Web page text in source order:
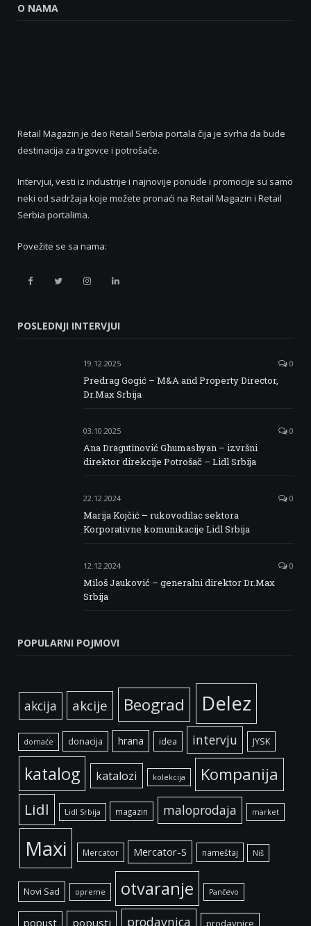
O NAMA
Retail Magazin je deo Retail Serbia portala čija je svrha da bude
destinacija za trgovce i potrošače.
Intervjui, vesti iz industrije i najnovije ponude i promocije su samo
neki od sadržaja koje možete pronaći na Retail Magazin i Retail
Serbia portalima.
Povežite se sa nama:
Retail
Facebook
Retail
Twitter
Retail
Instagram
Retail
Linkedin
POSLEDNJI INTERVJUI
19.12.2025 0
Predrag Gogić – M&A and Property Director,
Dr.Max Srbija
03.10.2025 0
Ana Dragutinović Ghumashyan – izvršni
direktor direkcije Potrošač – Lidl Srbija
22.12.2024 0
Marija Kojčić – rukovodilac sektora
Korporativne komunikacije Lidl Srbija
12.12.2024 0
Miloš Jauković – generalni direktor Dr.Max
Srbija
POPULARNI POJMOVI
akcija akcije Beograd Delez
domaće donacija hrana idea intervju JYSK
katalog katalozi kolekcija Kompanija
Lidl Lidl Srbija magazin maloprodaja market
Maxi Mercator Mercator-S nameštaj Niš
Novi Sad opreme otvaranje Pančevo
popust popusti prodavnica prodavnice